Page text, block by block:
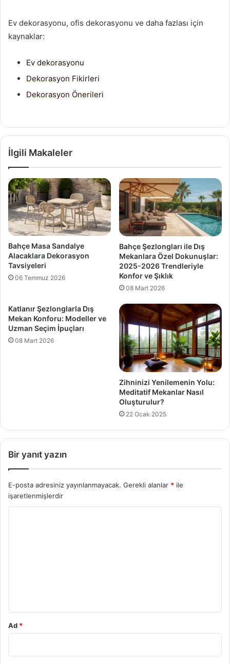
Ev dekorasyonu, ofis dekorasyonu ve daha fazlası için
kaynaklar:
Ev dekorasyonu
Dekorasyon Fikirleri
Dekorasyon Önerileri
İlgili Makaleler
Bahçe Masa Sandalye
Alacaklara Dekorasyon
Tavsiyeleri
06 Temmuz 2026
Bahçe Şezlongları ile Dış
Mekanlara Özel Dokunuşlar:
2025-2026 Trendleriyle
Konfor ve Şıklık
08 Mart 2026
Katlanır Şezlonglarla Dış
Mekan Konforu: Modeller ve
Uzman Seçim İpuçları
08 Mart 2026
Zihninizi Yenilemenin Yolu:
Meditatif Mekanlar Nasıl
Oluşturulur?
22 Ocak 2025
Bir yanıt yazın
E-posta adresiniz yayınlanmayacak. Gerekli alanlar * ile
işaretlenmişlerdir
Ad *